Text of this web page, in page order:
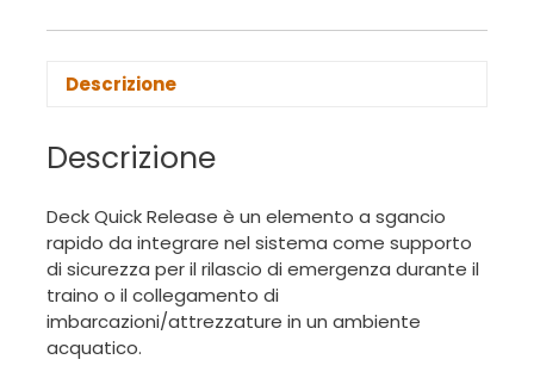
Descrizione
Descrizione
Deck Quick Release è un elemento a sgancio
rapido da integrare nel sistema come supporto
di sicurezza per il rilascio di emergenza durante il
traino o il collegamento di
imbarcazioni/attrezzature in un ambiente
acquatico.